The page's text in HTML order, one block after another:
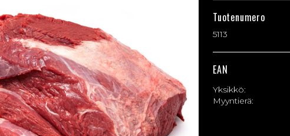
Tuotenumero
5113
EAN
Yksikkö:
Myyntierä: